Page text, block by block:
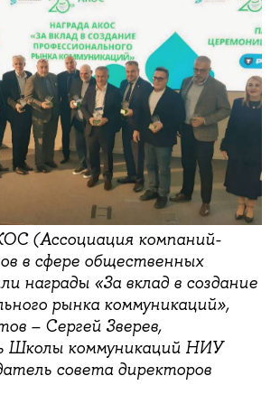
(Ассоциация компаний-
в сфере общественных
награды «За вклад в создание
рынка коммуникаций»,
– Сергей Зверев,
Школы коммуникаций НИУ
совета директоров